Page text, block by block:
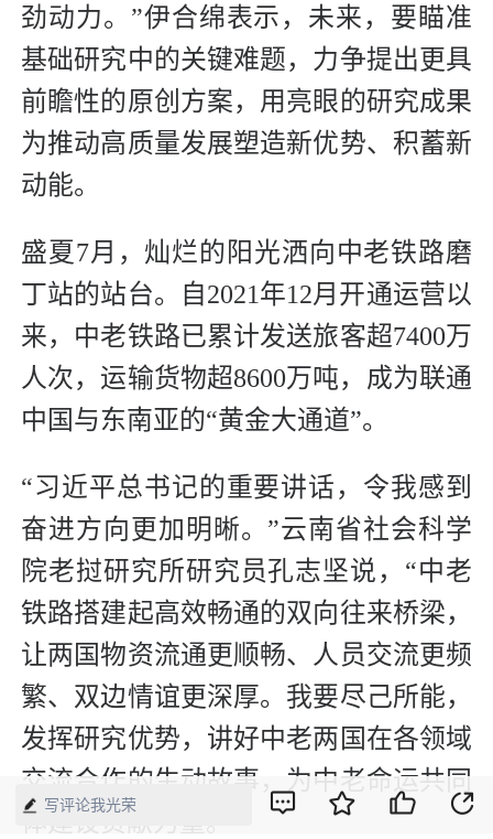
劲动力。”伊合绵表示，未来，要瞄准
基础研究中的关键难题，力争提出更具
前瞻性的原创方案，用亮眼的研究成果
为推动高质量发展塑造新优势、积蓄新
动能。
盛夏7月，灿烂的阳光洒向中老铁路磨
丁站的站台。自2021年12月开通运营以
来，中老铁路已累计发送旅客超7400万
人次，运输货物超8600万吨，成为联通
中国与东南亚的“黄金大通道”。
“习近平总书记的重要讲话，令我感到
奋进方向更加明晰。”云南省社会科学
院老挝研究所研究员孔志坚说，“中老
铁路搭建起高效畅通的双向往来桥梁，
让两国物资流通更顺畅、人员交流更频
繁、双边情谊更深厚。我要尽己所能，
发挥研究优势，讲好中老两国在各领域
交流合作的生动故事，为中老命运共同
体建设贡献力量。”
写评论我光荣